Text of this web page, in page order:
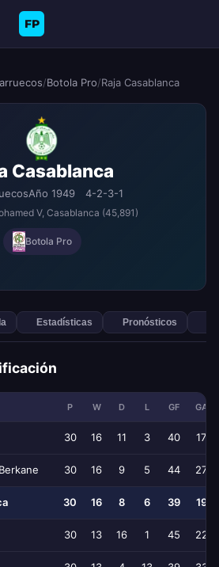
FP
/Botola Pro/Raja Casablanca
Casablanca
Año 1949 4-2-3-1
V, Casablanca (45,891)
Botola Pro
Estadísticas Pronósticos
P W D L GF GA
30 16 11 3 40 17
30 16 9 5 44 27
30 16 8 6 39 19
30 13 16 1 45 22